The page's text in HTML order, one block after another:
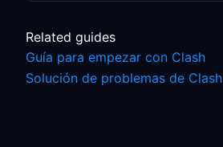
Related guides
Guía para empezar con Clash
Solución de problemas de Clash